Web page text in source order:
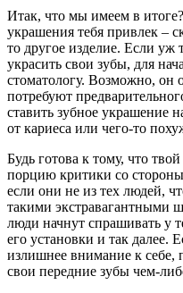
Итак, что мы имеем в
украшения тебя привлек –
то другое изделие. Если уж
украсить свои зубы, для
стоматологу. Возможно, он
потребуют
ставить зубное украшение
от кариеса или чего-то
Будь готова к тому, что
порцию критики со
если они не из тех людей,
такими экстравагантными
люди начнут спрашивать у
его установки и так далее.
излишнее внимание к себе,
свои передние зубы чем-